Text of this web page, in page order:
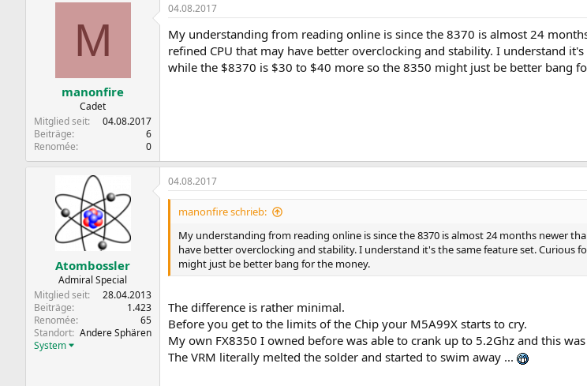
M
manonfire
Cadet
Mitglied seit
04.08.2017
Beiträge
6
Renomée
0
04.08.2017
My understanding from reading online is since the 8370 is almost 24
refined CPU that may have better overclocking and stability. I understand
while the $8370 is $30 to $40 more so the 8350 might just be better bang
Atombossler
Admiral Special
Mitglied seit
28.04.2013
Beiträge
1.423
Renomée
65
Standort Andere Sphären
System
04.08.2017
manonfire schrieb:
My understanding from reading online is since the 8370 is almost 24 months newer
have better overclocking and stability. I understand it's the same feature set. Curious
might just be better bang for the money.
The difference is rather minimal.
Before you get to the limits of the Chip your M5A99X starts to cry.
My own FX8350 I owned before was able to crank up to 5.2Ghz and this
The VRM literally melted the solder and started to swim away ...